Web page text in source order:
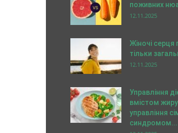
поживних
12.11.2025
Жіночі
тільки
12.11.2025
Управління
вмістом
управління
синдромом...